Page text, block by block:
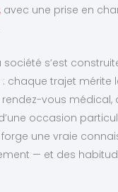
, avec une prise en
société s’est
chaque trajet mérite
rendez-vous médical,
occasion
une vraie
— et des